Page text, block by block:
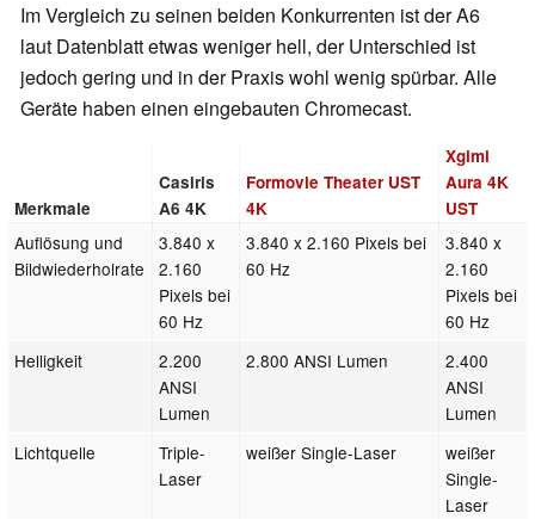
Im Vergleich zu seinen beiden Konkurrenten ist der A6
laut Datenblatt etwas weniger hell, der Unterschied ist
jedoch gering und in der Praxis wohl wenig spürbar. Alle
Geräte haben einen eingebauten Chromecast.
Merkmale
Casiris
A6 4K
Formovie Theater UST
4K
Xgimi
Aura 4K
UST
Auflösung und
Bildwiederholrate
3.840 x
2.160
Pixels bei
60 Hz
3.840 x 2.160 Pixels bei
60 Hz
3.840 x
2.160
Pixels bei
60 Hz
Helligkeit
2.200
ANSI
Lumen
2.800 ANSI Lumen
2.400
ANSI
Lumen
Lichtquelle
Triple-
Laser
weißer Single-Laser
weißer
Single-
Laser